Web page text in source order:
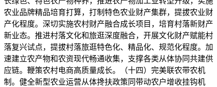
农业品牌精品培育打算，打制特色农业财产集群，提拔农业财
产化程度。深切实施农村财产融合成长项目，培育村落新财产
新业态。推进村落文化和旅逛深度融合，开展文化财产赋能村
落复兴试点，提拔村落旅逛特色化、精品化、规范化程度。加
速建立农产物和农资现代畅通收集，支撑各类从体协同共建供
应链。鞭策农村电商高质量成长。（十四）完美联农带农机
制。健全新型农业运营从体搀扶政策同带动农户增收挂钩机